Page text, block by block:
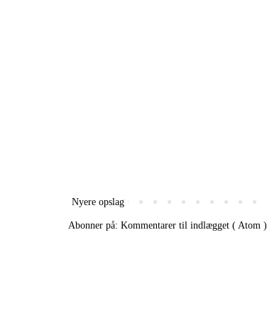
Nyere opslag
Abonner på: Kommentarer til indlægget ( Atom )